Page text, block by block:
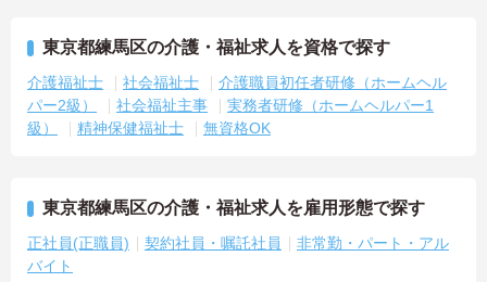
東京都練馬区の介護・福祉求人を資格で探す
介護福祉士 社会福祉士
介護職員初任者研修（ホームヘル
パー2級）
社会福祉主事
実務者研修（ホームヘルパー1
級）
精神保健福祉士 無資格OK
東京都練馬区の介護・福祉求人を雇用形態で探す
正社員(正職員) 契約社員・嘱託社員
非常勤・パート・アル
バイト